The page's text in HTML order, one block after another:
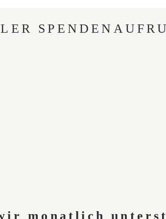
Projekte, die von den Ortskirchen in
uns geförderten Projekte tragen zum sozialen
ganz bewusst dazu entschieden, nur Projekte zu
Körperschaftssteuer befreit. Unsere Spender
(Spendenquittung). Sie erhalten auch
die das Licht des Evangeliums an die
monatlich